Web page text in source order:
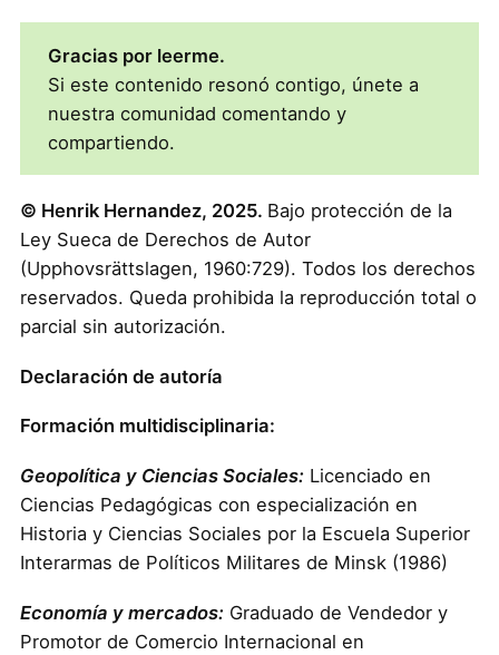
Gracias por leerme.
Si este contenido resonó contigo, únete a
nuestra comunidad comentando y
compartiendo.
© Henrik Hernandez, 2025. Bajo protección de la
Ley Sueca de Derechos de Autor
(Upphovsrättslagen, 1960:729). Todos los derechos
reservados. Queda prohibida la reproducción total o
parcial sin autorización.
Declaración de autoría
Formación multidisciplinaria:
Geopolítica y Ciencias Sociales: Licenciado en
Ciencias Pedagógicas con especialización en
Historia y Ciencias Sociales por la Escuela Superior
Interarmas de Políticos Militares de Minsk (1986)
Economía y mercados: Graduado de Vendedor y
Promotor de Comercio Internacional en